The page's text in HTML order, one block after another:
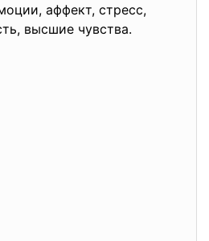
аффект, стресс,
высшие чувства.